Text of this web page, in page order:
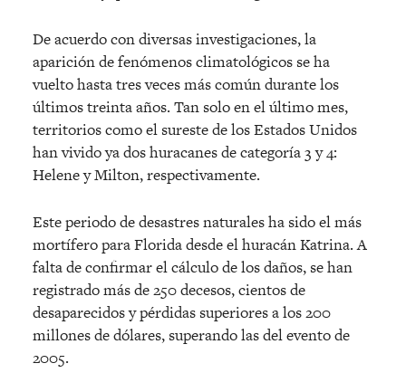
De acuerdo con diversas investigaciones, la
aparición de fenómenos climatológicos se ha
vuelto hasta tres veces más común durante los
últimos treinta años. Tan solo en el último mes,
territorios como el sureste de los Estados Unidos
han vivido ya dos huracanes de categoría 3 y 4:
Helene y Milton, respectivamente.
Este periodo de desastres naturales ha sido el más
mortífero para Florida desde el huracán Katrina. A
falta de confirmar el cálculo de los daños, se han
registrado más de 250 decesos, cientos de
desaparecidos y pérdidas superiores a los 200
millones de dólares, superando las del evento de
2005.